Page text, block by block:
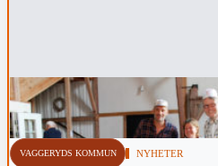
VAGGERYDS KOMMUN NYHETER